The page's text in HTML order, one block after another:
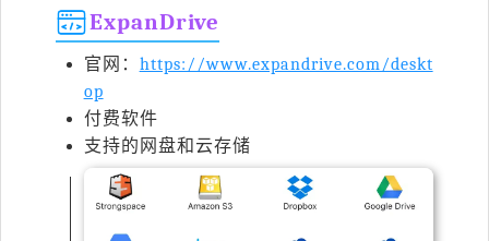
ExpanDrive
官网： https://www.expandrive.com/deskt
op
付费软件
支持的网盘和云存储